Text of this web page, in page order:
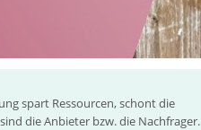
spart Ressourcen, schont die
die Anbieter bzw. die Nachfrager.